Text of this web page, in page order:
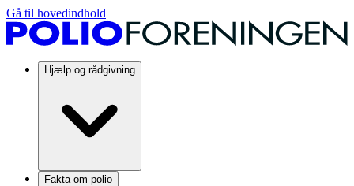
Gå til hovedindhold
Hjælp og rådgivning
Fakta om polio